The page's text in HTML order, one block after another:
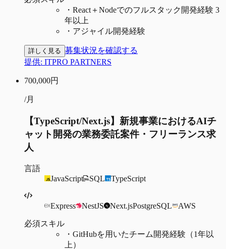
・ React＋Nodeでのフルスタック開発経験 3
年以上
・ アジャイル開発経験
詳しく見る 募集状況を確認する
提供: ITPRO PARTNERS
700,000円
/月
【TypeScript/Next.js】新規事業におけるAIチ
ャット開発の業務委託案件・フリーランス求
人
言語
JavaScript
SQL TypeScript
Express NestJS Next.jsPostgreSQL AWS
必須スキル
・ GitHubを用いたチーム開発経験（1年以
上）